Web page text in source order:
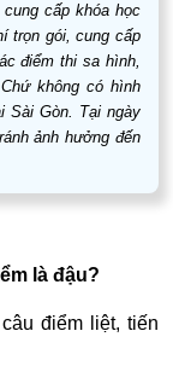
cấp khóa học
trọn gói, cung cấp
điểm thi sa hình,
không có hình
Sài Gòn. Tại ngày
ảnh hưởng đến
là đậu?
điểm liệt, tiến